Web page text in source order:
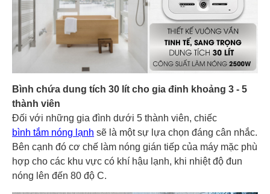
Bình chứa dung tích 30 lít cho gia đinh khoảng 3 - 5
thành viên
Đối với những gia đình dưới 5 thành viên, chiếc
bình tắm nóng lạnh sẽ là một sự lựa chọn đáng cân nhắc.
Bên cạnh đó cơ chế làm nóng gián tiếp của máy mặc phù
hợp cho các khu vực có khí hậu lạnh, khi nhiệt độ đun
nóng lên đến 80 độ C.